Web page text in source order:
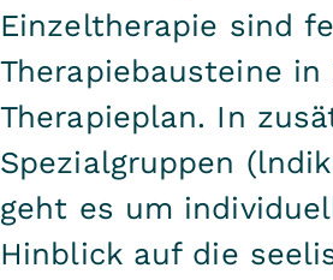
Einzeltherapie sind
Therapiebausteine in
Therapieplan. In
Spezialgruppen
geht es um
Hinblick auf die